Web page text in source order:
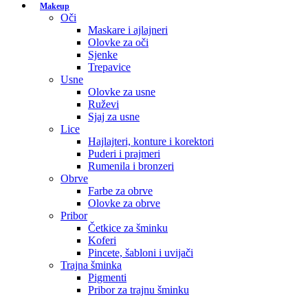
Makeup
Oči
Maskare i ajlajneri
Olovke za oči
Sjenke
Trepavice
Usne
Olovke za usne
Ruževi
Sjaj za usne
Lice
Hajlajteri, konture i korektori
Puderi i prajmeri
Rumenila i bronzeri
Obrve
Farbe za obrve
Olovke za obrve
Pribor
Četkice za šminku
Koferi
Pincete, šabloni i uvijači
Trajna šminka
Pigmenti
Pribor za trajnu šminku